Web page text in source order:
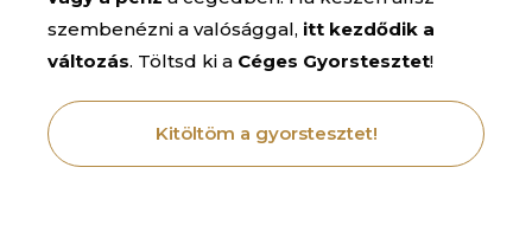
szembenézni a valósággal, itt kezdődik a
változás. Töltsd ki a Céges Gyorstesztet!
Kitöltöm a gyorstesztet!